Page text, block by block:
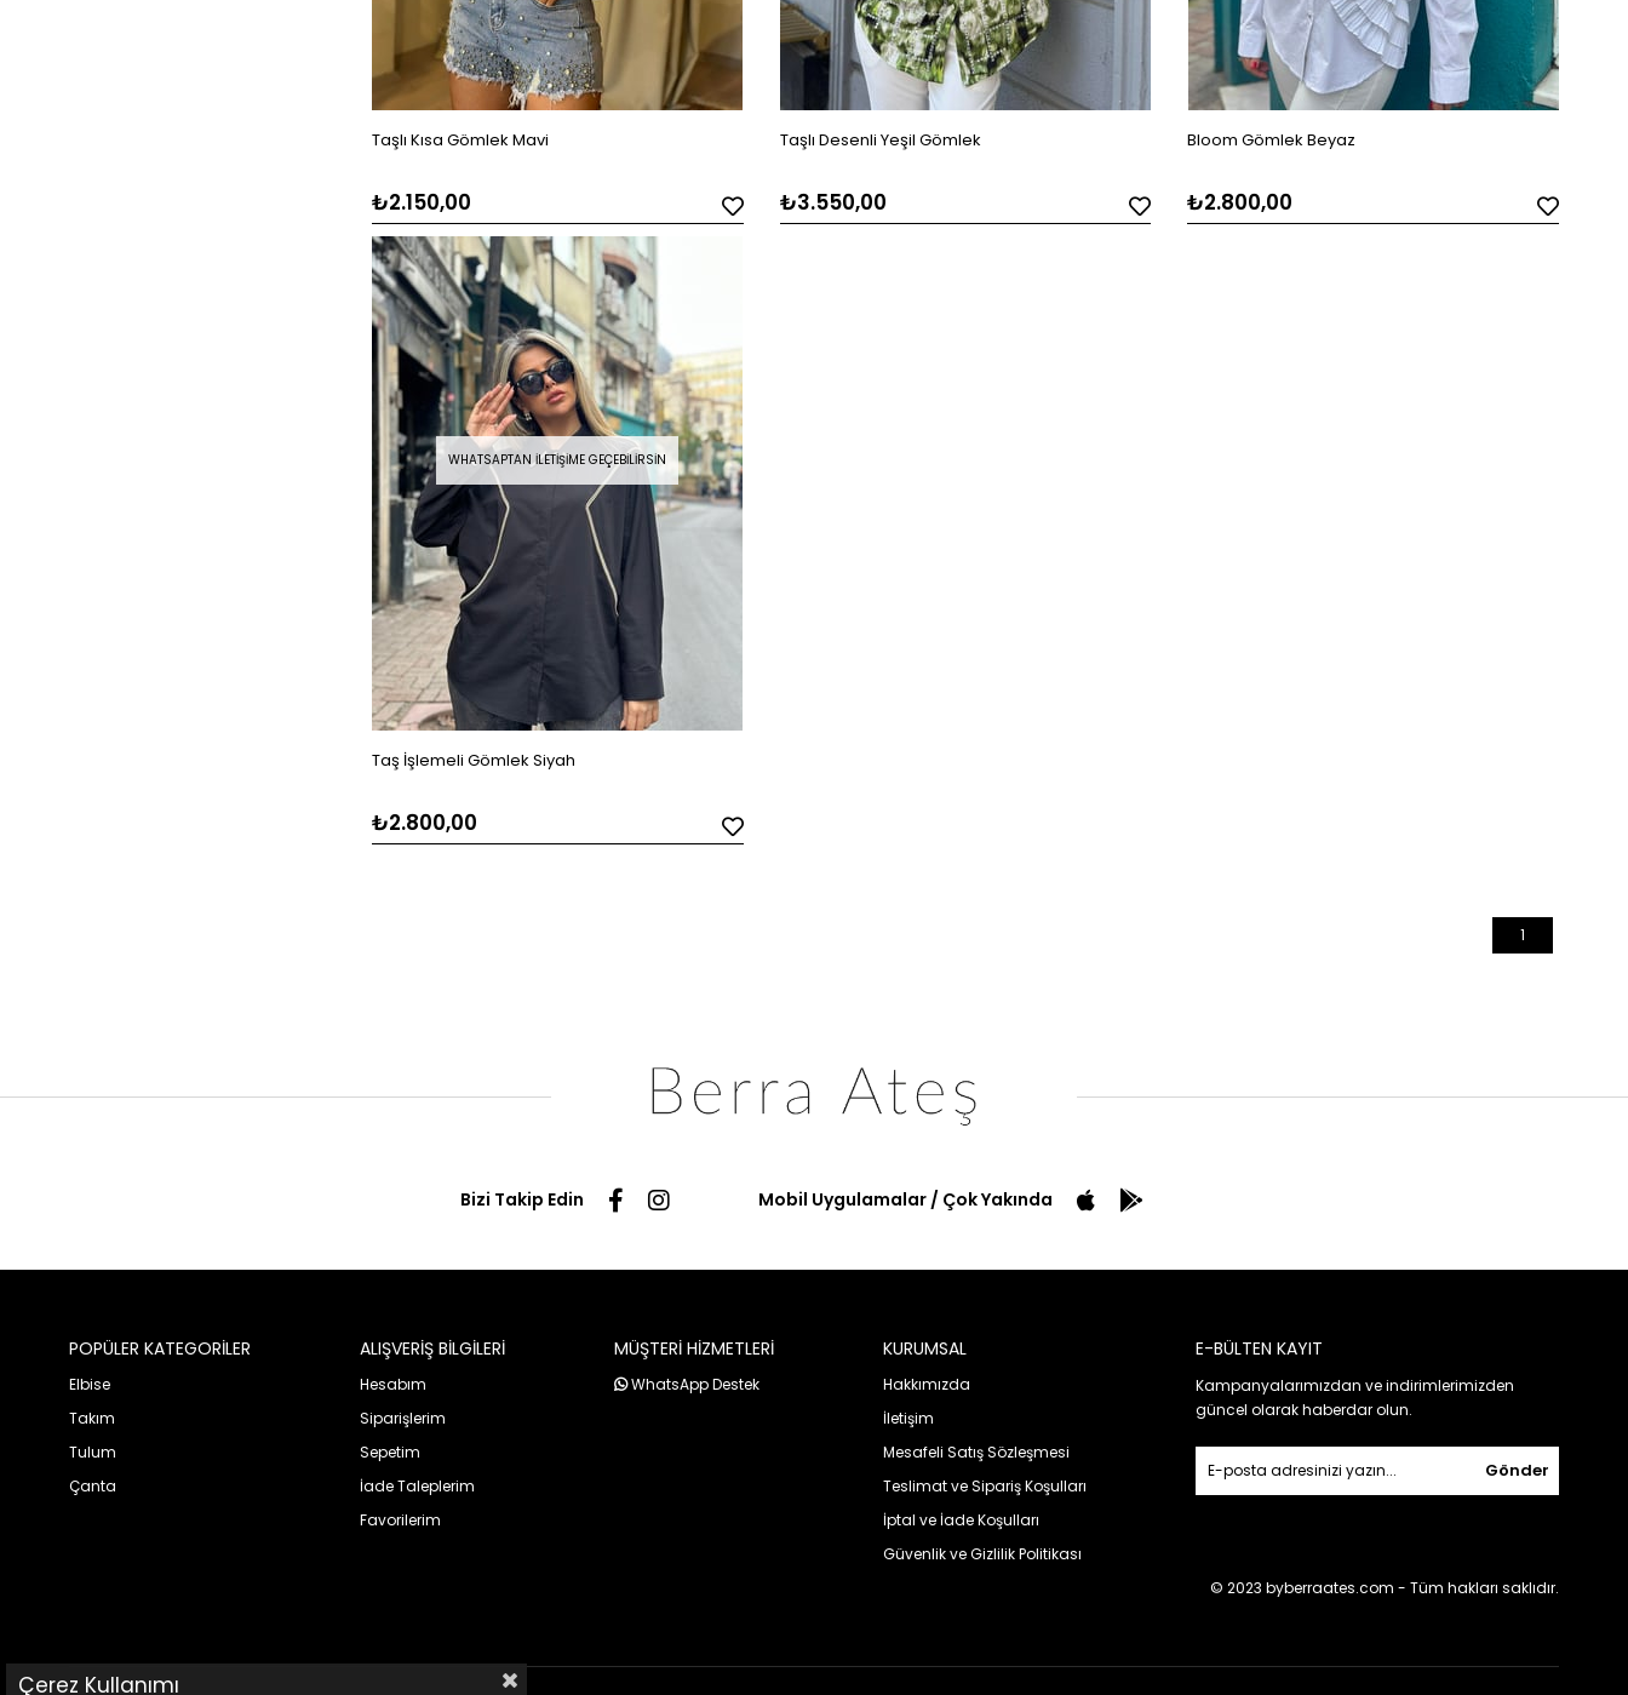
Taşlı Kısa Gömlek Mavi
₺2.150,00
Taşlı Desenli Yeşil Gömlek
₺3.550,00
Bloom Gömlek Beyaz
₺2.800,00
WHATSAPTAN İLETIŞIME GEÇEBILIRSIN
Taş İşlemeli Gömlek Siyah
₺2.800,00
1
Bizi Takip Edin Mobil Uygulamalar / Çok Yakında
POPÜLER KATEGORİLER
Elbise
Takım
Tulum
Çanta
ALIŞVERİŞ BİLGİLERİ
Hesabım
Siparişlerim
Sepetim
İade Taleplerim
Favorilerim
MÜŞTERİ HİZMETLERİ
WhatsApp Destek
KURUMSAL
Hakkımızda
İletişim
Mesafeli Satış Sözleşmesi
Teslimat ve Sipariş Koşulları
İptal ve İade Koşulları
Güvenlik ve Gizlilik Politikası
E-BÜLTEN KAYIT
Kampanyalarımızdan ve indirimlerimizden
güncel olarak haberdar olun.
Gönder
© 2023 byberraates.com - Tüm hakları saklıdır.
Çerez Kullanımı